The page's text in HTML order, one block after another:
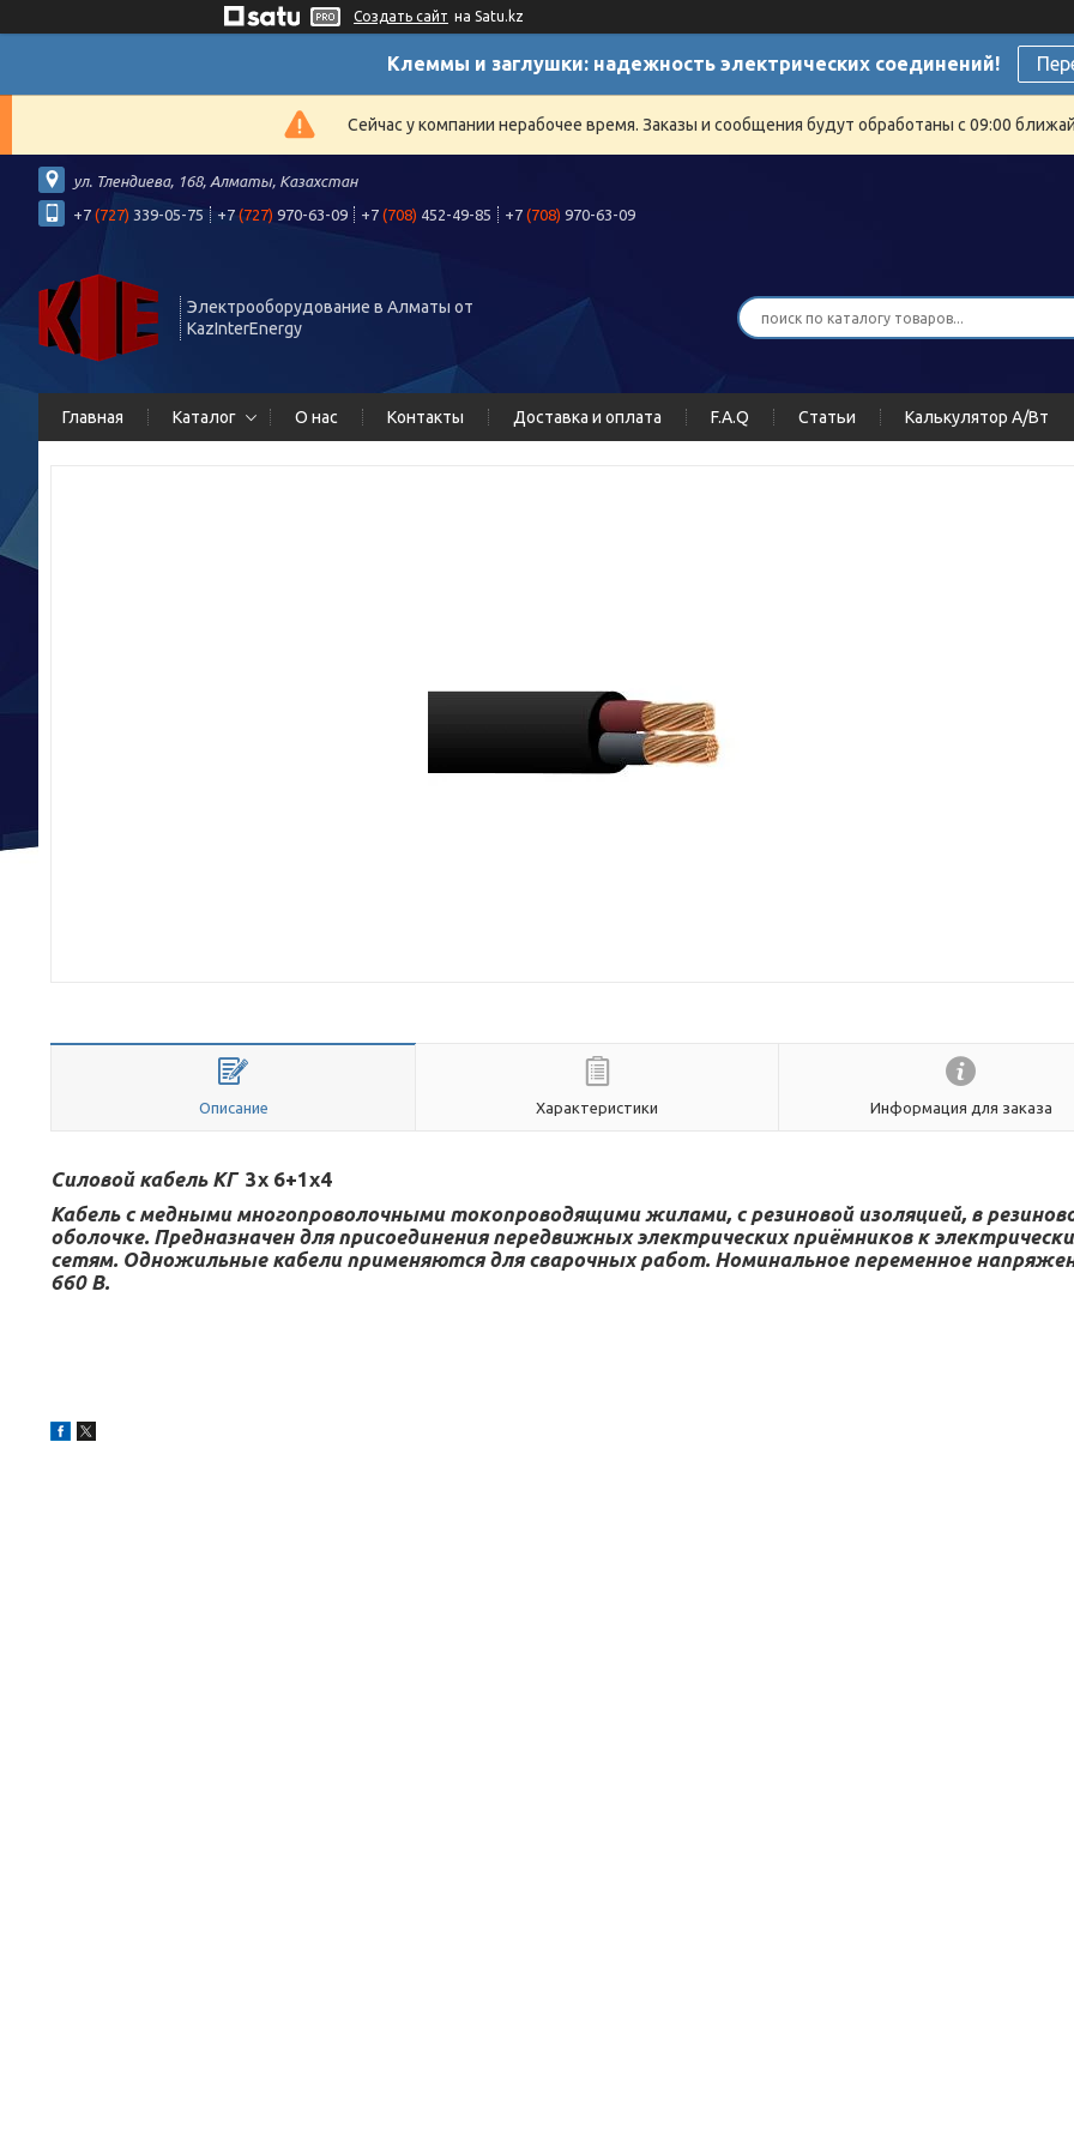
Создать сайт на Satu.kz
Клеммы и заглушки: надежность электрических соединений!
Сейчас у компании нерабочее время. Заказы и сообщения будут обработаны с 09:00
ул. Тлендиева, 168, Алматы, Казахстан
+7 (727) 339-05-75 +7 (727) 970-63-09 +7 (708) 452-49-85 +7 (708) 970-63-09
Электрооборудование в Алматы от
KazInterEnergy
Главная Каталог О нас Контакты Доставка и оплата F.A.Q Статьи Калькулятор А/Вт
Описание Характеристики Информация для заказа
Силовой кабель КГ 3х 6+1х4
Кабель с медными многопроволочными токопроводящими жилами, с резиновой изоляцией, в
оболочке. Предназначен для присоединения передвижных электрических приёмников к
сетям. Одножильные кабели применяются для сварочных работ. Номинальное переменное
660 В.